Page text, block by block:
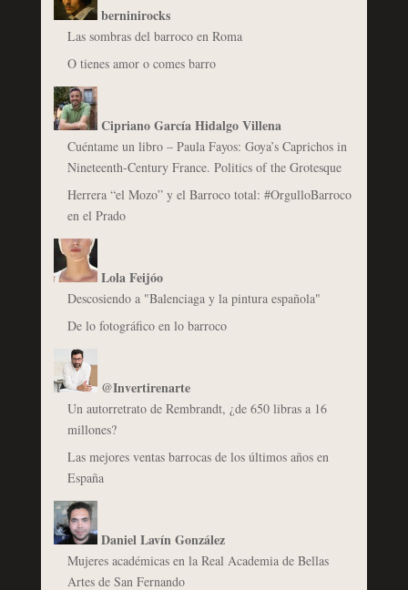
berninirocks
Las sombras del barroco en Roma
O tienes amor o comes barro
Cipriano García Hidalgo Villena
Cuéntame un libro – Paula Fayos: Goya’s Caprichos in
Nineteenth-Century France. Politics of the Grotesque
Herrera “el Mozo” y el Barroco total: #OrgulloBarroco
en el Prado
Lola Feijóo
Descosiendo a "Balenciaga y la pintura española"
De lo fotográfico en lo barroco
@Invertirenarte
Un autorretrato de Rembrandt, ¿de 650 libras a 16
millones?
Las mejores ventas barrocas de los últimos años en
España
Daniel Lavín González
Mujeres académicas en la Real Academia de Bellas
Artes de San Fernando